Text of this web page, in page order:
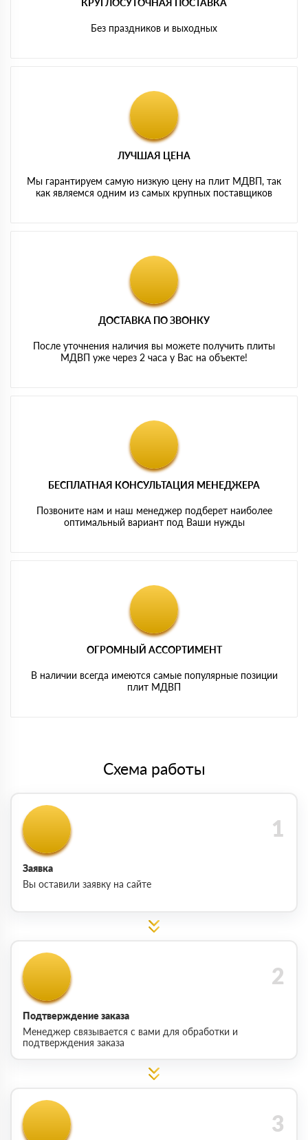
КРУГЛОСУТОЧНАЯ ПОСТАВКА
Без праздников и выходных
ЛУЧШАЯ ЦЕНА
Мы гарантируем самую низкую цену на плит МДВП, так
как являемся одним из самых крупных поставщиков
ДОСТАВКА ПО ЗВОНКУ
После уточнения наличия вы можете получить плиты
МДВП уже через 2 часа у Вас на объекте!
БЕСПЛАТНАЯ КОНСУЛЬТАЦИЯ МЕНЕДЖЕРА
Позвоните нам и наш менеджер подберет наиболее
оптимальный вариант под Ваши нужды
ОГРОМНЫЙ АССОРТИМЕНТ
В наличии всегда имеются самые популярные позиции
плит МДВП
Схема работы
Заявка
Вы оставили заявку на сайте
Подтверждение заказа
Менеджер связывается с вами для обработки и
подтверждения заказа